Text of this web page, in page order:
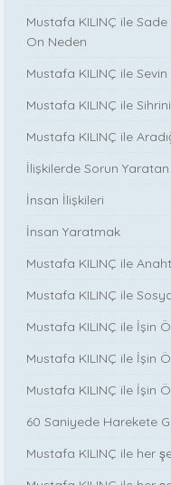
Mustafa KILINÇ ile
On Neden
Mustafa KILINÇ ile
Mustafa KILINÇ ile
Mustafa KILINÇ ile
İlişkilerde Sorun Yaratan
İnsan İlişkileri
İnsan Yaratmak
Mustafa KILINÇ ile
Mustafa KILINÇ ile
Mustafa KILINÇ ile İşin
Mustafa KILINÇ ile İşin
Mustafa KILINÇ ile İşin
60 Saniyede Harekete
Mustafa KILINÇ ile her